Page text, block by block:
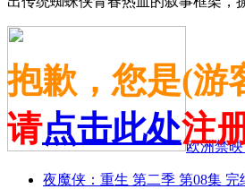
欧洲禁
夜魔侠：重生 第二季 第08集 完
抱歉，您是(游
请点击此处注